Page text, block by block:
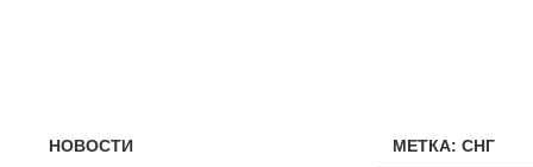
МЕТКА:СНГ
НОВОСТИ